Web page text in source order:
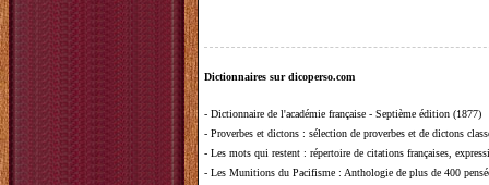
Dictionnaires sur dicoperso.com
- Dictionnaire de l'académie française - Septième édition (1877)
- Proverbes et dictons : sélection de proverbes et de dictons
- Les mots qui restent : répertoire de citations françaises,
- Les Munitions du Pacifisme : Anthologie de plus de 400